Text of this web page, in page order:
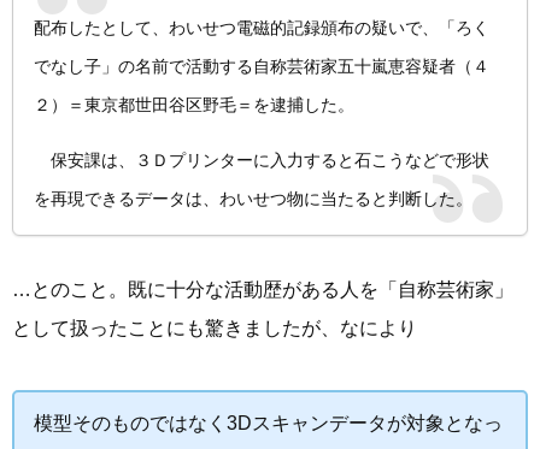
配布したとして、わいせつ電磁的記録頒布の疑いで、「ろく
でなし子」の名前で活動する自称芸術家五十嵐恵容疑者（４
２）＝東京都世田谷区野毛＝を逮捕した。
保安課は、３Ｄプリンターに入力すると石こうなどで形状
を再現できるデータは、わいせつ物に当たると判断した。
…とのこと。既に十分な活動歴がある人を「自称芸術家」
として扱ったことにも驚きましたが、なにより
模型そのものではなく3Dスキャンデータが対象となっ